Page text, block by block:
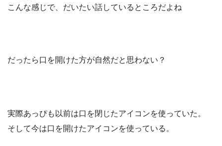
こんな感じで、だいたい話しているところだよね
だったら口を開けた方が自然だと思わない？
実際あっぴも以前は口を閉じたアイコンを使っていた。
そして今は口を開けたアイコンを使っている。